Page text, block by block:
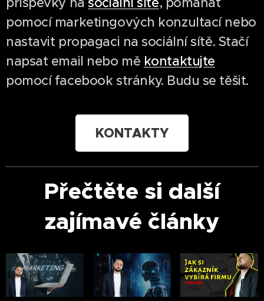
pomocí marketingových konzultací nebo
nastavit propagaci na sociální sítě. Stačí
napsat email nebo mě kontaktujte
pomocí facebook stránky. Budu se těšit.
KONTAKTY
Přečtěte si další
zajímavé články